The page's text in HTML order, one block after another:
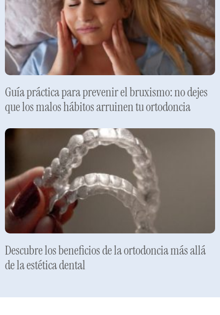
Guía práctica para prevenir el bruxismo: no dejes
que los malos hábitos arruinen tu ortodoncia
Descubre los beneficios de la ortodoncia más allá
de la estética dental